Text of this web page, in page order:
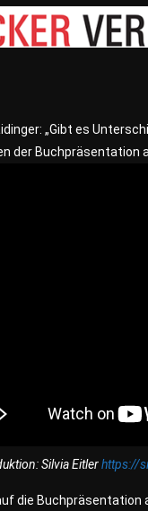
„Gibt es
der Buchpräsentation
Silvia Eitlerhttps://
die Buchpräsentation